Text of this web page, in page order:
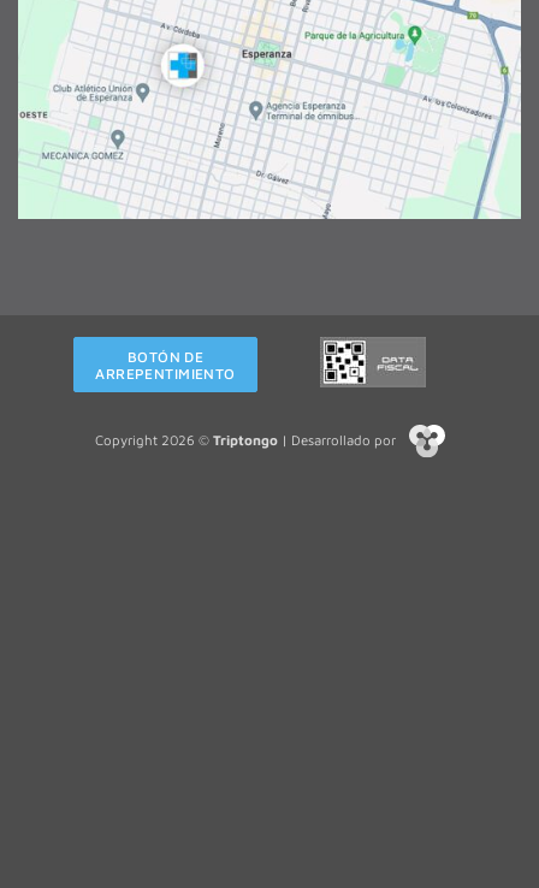
BOTÓN DE
ARREPENTIMIENTO
Copyright 2026 © Triptongo| Desarrollado por